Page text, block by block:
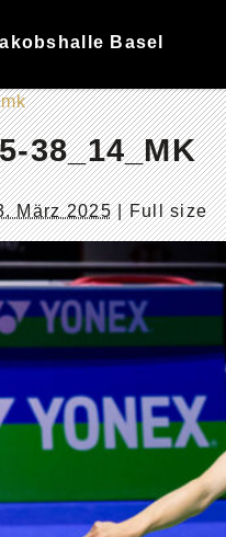
Basel
38_14_MK
März 2025| Full size